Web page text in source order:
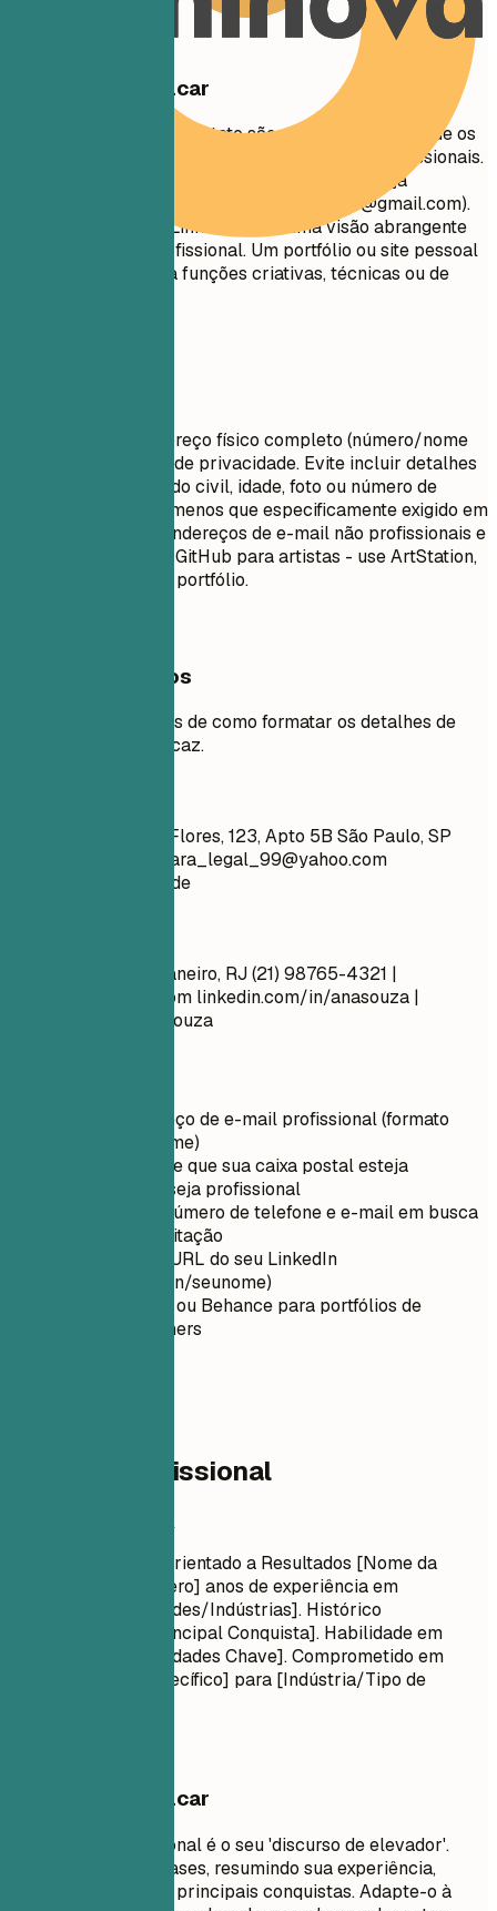
O que vale destacar
Suas informações de contato são a primeira seção que os
recrutadores veem. Mantenha-as concisas e profissionais.
Certifique-se de que seu endereço de e-mail seja
nome.sobrenome@gmail.com).
Inclua seu perfil do LinkedIn para uma visão abrangente
de sua trajetória profissional. Um portfólio ou site pessoal
é recomendado para funções criativas, técnicas ou de
Não inclua seu endereço físico completo (número/nome
da rua) por motivos de privacidade. Evite incluir detalhes
pessoais como estado civil, idade, foto ou número de
segurança social, a menos que especificamente exigido em
seu país. NÃO use endereços de e-mail não profissionais e
NÃO inclua links do GitHub para artistas - use ArtStation,
Behance ou sites de portfólio.
Exemplos práticos
Veja exemplos claros de como formatar os detalhes de
contato de forma eficaz.
João Silva Rua das Flores, 123, Apto 5B São Paulo, SP
meu_cara_legal_99@yahoo.com
github.com/aliciacode
Ana Souza Rio de Janeiro, RJ (21) 98765-4321 |
ana.souza@email.com linkedin.com/in/anasouza |
artstation.com/anasouza
Use um endereço de e-mail profissional (formato
nome.sobrenome)
Certifique-se de que sua caixa postal esteja
configurada e seja profissional
Verifique seu número de telefone e e-mail em busca
de erros de digitação
Personalize a URL do seu LinkedIn
(linkedin.com/in/seunome)
Use ArtStation ou Behance para portfólios de
artistas/designers
Resumo profissional
Resumo profissional
Título Profissional Orientado a Resultados [Nome da
Função] com [Número] anos de experiência em
[Principais Habilidades/Indústrias]. Histórico
comprovado de [Principal Conquista]. Habilidade em
[Tecnologias/Habilidades Chave]. Comprometido em
entregar [Valor Específico] para [Indústria/Tipo de
O que vale destacar
Um resumo profissional é o seu 'discurso de elevador'.
Deve ter de 3 a 5 frases, resumindo sua experiência,
habilidades chave e principais conquistas. Adapte-o à